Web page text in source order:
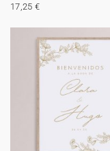
17,25 €